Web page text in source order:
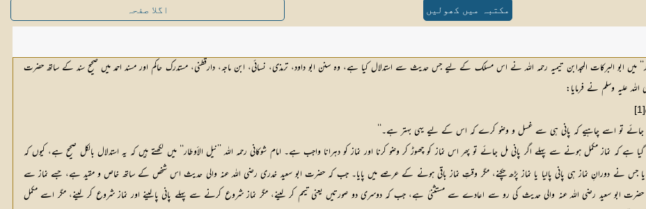
مکتبہ میں کھولیں اگلا صفحہ
ابو البرکات المجدابن تیمیہ رحمہ اللہ نے اس مسلک کے لیے جس حدیث سے استدلال کیا ہے، وہ سنن ابو داود، ترمذی، نسائی، ابن ماجہ، دارقطنی، مستدرک حاکم اور مسند احمد میں صحیح سند کے ساتھ حضرت
علیہ وسلم نے فرمایا:
[1]
جائے تو اسے چاہیے کہ پانی ہی سے غسل و وضو کرے کہ اس کے لیے یہی بہتر ہے۔‘‘